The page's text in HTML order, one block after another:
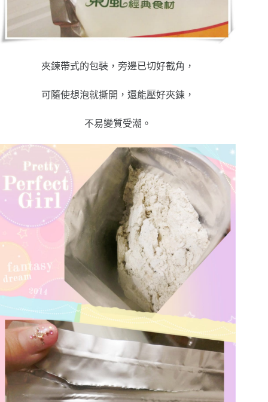
夾鍊帶式的包裝，旁邊已切好截角，
可隨使想泡就撕開，還能壓好夾鍊，
不易變質受潮。